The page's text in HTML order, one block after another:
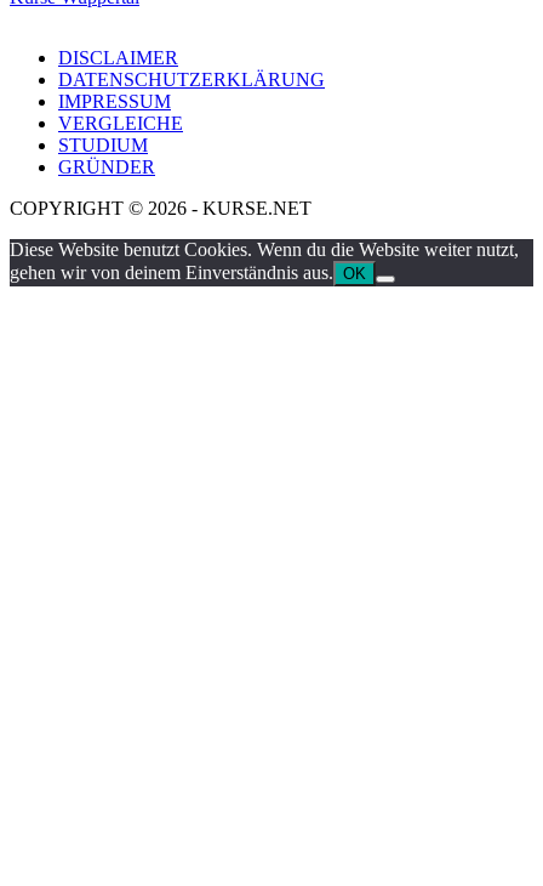
DISCLAIMER
DATENSCHUTZERKLÄRUNG
IMPRESSUM
VERGLEICHE
STUDIUM
GRÜNDER
COPYRIGHT © 2026 - KURSE.NET
Diese Website benutzt Cookies. Wenn du die Website weiter nutzt,
gehen wir von deinem Einverständnis aus. OK